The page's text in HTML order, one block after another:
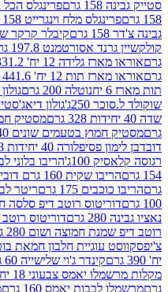
פרינגלס הכל בייגל 158 גרם
מלח וינגרייט 158 גרם
פרינגלס
קיבלר קרקר שמינייה קלאב צ'דר
197.8 גרם
12 יח' 331.2 גרם
12 יח' 441.6 גרם
ממתק
נוטלה 200 גרם
גולון טווינס ללא
250ג'
גולון דיאג'סטיב מוזלי 365ג'
בטעמים שונים 40 יחידות 328 גרם
40 יחידות 328 גרם
בד"צ
הריבו בלוני לבבות 140 גרם
160 גרם דובי צבעוני
175 גרם
ריטר לבן סמרטיס 100 גרם
רוטב דיפ סלסה חריף עדין 300 גרם
דוריטוס רוטב דיפ סלסה חריף
חמוצה ושום 280 גרם
קווסט
עוגיית חלבון חמאת בוטנים
קינדר ג'וי שלישייה 60 גרם
מרשמלו 150 גר – סוניק
צבעוני 18 יח' 270 גרם
יאמס 160 גרם